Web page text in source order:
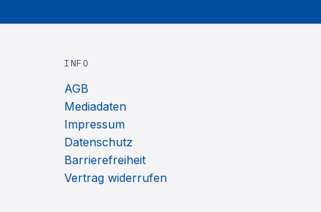
INFO
AGB
Mediadaten
Impressum
Datenschutz
Barrierefreiheit
Vertrag widerrufen